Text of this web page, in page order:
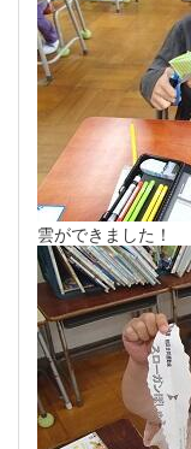
雲ができました！